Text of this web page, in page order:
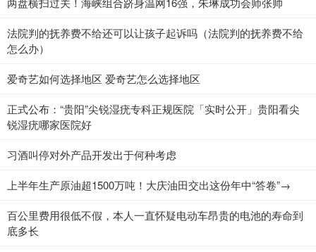
法院判的抚养费不给还可以让孩子起诉吗（法院判的抚养费不给
怎么办）
爱奇艺如何选择地区 爱奇艺怎么选择地区
正式公布：“贵阳”尖锐湿疣专科正规医院「实时公开」贵阳看尖
锐湿疣哪家医院好
​习酒叫停对外产品开发出于何种考虑
上半年生产原油超1500万吨！大庆油田交出这份年中“答卷”→
百公里费用很低不假，本人一直怀疑电动车昂贵的电池的寿命到
底多长